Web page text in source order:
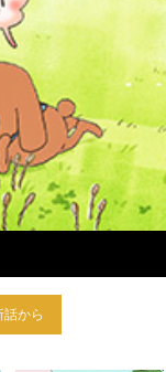
話から